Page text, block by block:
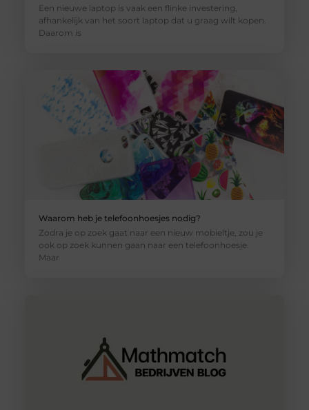
Een nieuwe laptop is vaak een flinke investering,
afhankelijk van het soort laptop dat u graag wilt kopen.
Daarom is
Waarom heb je telefoonhoesjes nodig?
Zodra je op zoek gaat naar een nieuw mobieltje, zou je
ook op zoek kunnen gaan naar een telefoonhoesje.
Maar